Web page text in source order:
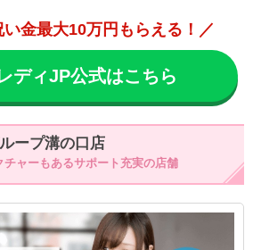
金最大10万円もらえる！／
ディJP公式はこちら
ープ溝の口店
チャーもあるサポート充実の店舗